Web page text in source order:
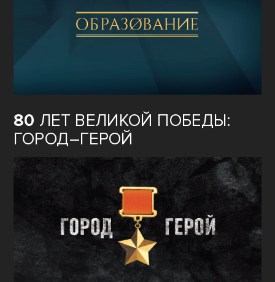
80 ЛЕТ ВЕЛИКОЙ ПОБЕДЫ:
ГОРОД–ГЕРОЙ